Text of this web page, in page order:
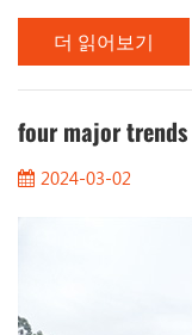
하단 플레이트의 허용
서 안전하게 작동 할
작동에 적합합니다.
1985 년에 성공적으
1988 년에 공식적으
양 높이 컨테이너 로
의 작은 공간 작동의
더 읽어보기
2024-03-02